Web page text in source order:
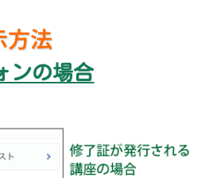
方法
ンの場合